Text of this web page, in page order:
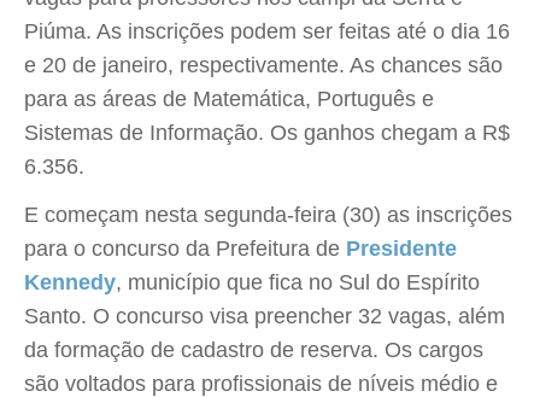
Piúma. As inscrições podem ser feitas até o dia 16
e 20 de janeiro, respectivamente. As chances são
para as áreas de Matemática, Português e
Sistemas de Informação. Os ganhos chegam a R$
6.356.
E começam nesta segunda-feira (30) as inscrições
para o concurso da Prefeitura de Presidente
Kennedy, município que fica no Sul do Espírito
Santo. O concurso visa preencher 32 vagas, além
da formação de cadastro de reserva. Os cargos
são voltados para profissionais de níveis médio e